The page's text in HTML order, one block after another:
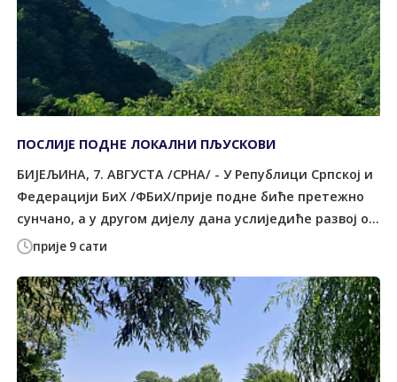
прије 9 сати
ПОСЛИЈЕ ПОДНЕ ЛОКАЛНИ ПЉУСКОВИ
БИЈЕЉИНА, 7. АВГУСТА /СРНА/ - У Републици Српској и
Федерацији БиХ /ФБиХ/прије подне биће претежно
сунчано, а у другом дијелу дана услиједиће развој о...